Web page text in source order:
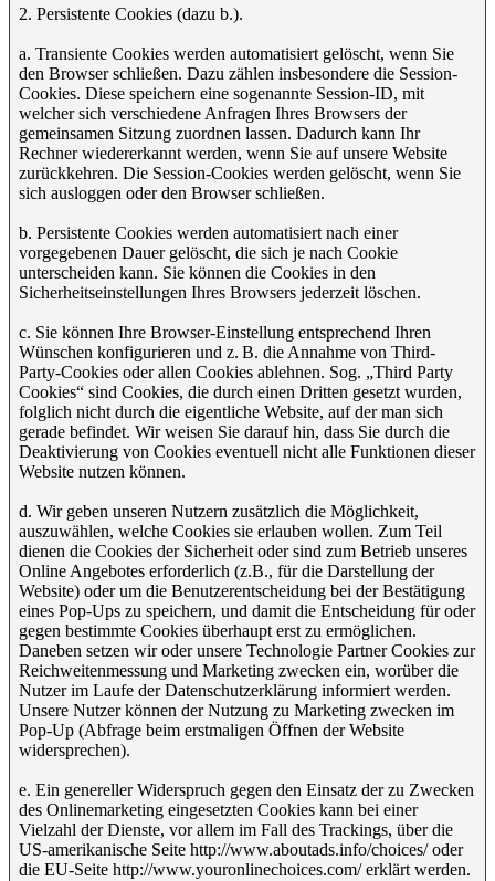
2. Persistente Cookies (dazu b.).
a. Transiente Cookies werden automatisiert gelöscht, wenn Sie
den Browser schließen. Dazu zählen insbesondere die Session-
Cookies. Diese speichern eine sogenannte Session-ID, mit
welcher sich verschiedene Anfragen Ihres Browsers der
gemeinsamen Sitzung zuordnen lassen. Dadurch kann Ihr
Rechner wiedererkannt werden, wenn Sie auf unsere Website
zurückkehren. Die Session-Cookies werden gelöscht, wenn Sie
sich ausloggen oder den Browser schließen.
b. Persistente Cookies werden automatisiert nach einer
vorgegebenen Dauer gelöscht, die sich je nach Cookie
unterscheiden kann. Sie können die Cookies in den
Sicherheitseinstellungen Ihres Browsers jederzeit löschen.
c. Sie können Ihre Browser-Einstellung entsprechend Ihren
Wünschen konfigurieren und z. B. die Annahme von Third-
Party-Cookies oder allen Cookies ablehnen. Sog. „Third Party
Cookies“ sind Cookies, die durch einen Dritten gesetzt wurden,
folglich nicht durch die eigentliche Website, auf der man sich
gerade befindet. Wir weisen Sie darauf hin, dass Sie durch die
Deaktivierung von Cookies eventuell nicht alle Funktionen dieser
Website nutzen können.
d. Wir geben unseren Nutzern zusätzlich die Möglichkeit,
auszuwählen, welche Cookies sie erlauben wollen. Zum Teil
dienen die Cookies der Sicherheit oder sind zum Betrieb unseres
Online Angebotes erforderlich (z.B., für die Darstellung der
Website) oder um die Benutzerentscheidung bei der Bestätigung
eines Pop-Ups zu speichern, und damit die Entscheidung für oder
gegen bestimmte Cookies überhaupt erst zu ermöglichen.
Daneben setzen wir oder unsere Technologie Partner Cookies zur
Reichweitenmessung und Marketing zwecken ein, worüber die
Nutzer im Laufe der Datenschutzerklärung informiert werden.
Unsere Nutzer können der Nutzung zu Marketing zwecken im
Pop-Up (Abfrage beim erstmaligen Öffnen der Website
widersprechen).
e. Ein genereller Widerspruch gegen den Einsatz der zu Zwecken
des Onlinemarketing eingesetzten Cookies kann bei einer
Vielzahl der Dienste, vor allem im Fall des Trackings, über die
US-amerikanische Seite http://www.aboutads.info/choices/ oder
die EU-Seite http://www.youronlinechoices.com/ erklärt werden.